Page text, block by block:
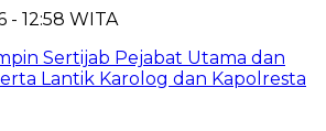
- 12:58 WITA
Sertijab Pejabat Utama dan
Lantik Karolog dan Kapolresta